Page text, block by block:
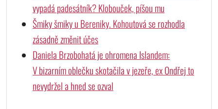
vypadá padesátník? Klobouček, píšou mu
Šmiky šmiky u Bereniky. Kohoutová se rozhodla
zásadně změnit účes
Daniela Brzobohatá je ohromena Islandem:
V bizarním oblečku skotačila v jezeře, ex Ondřej to
nevydržel a hned se ozval